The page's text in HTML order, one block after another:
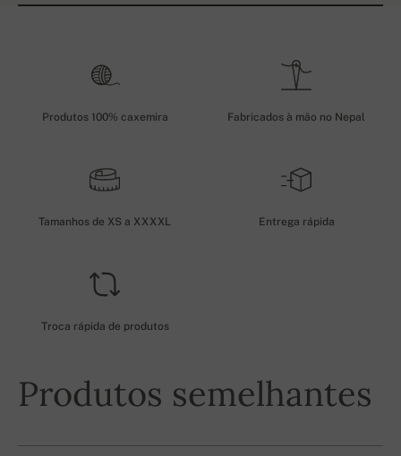
Produtos 100% caxemira Fabricados à mão no Nepal
Tamanhos de XS a XXXXL Entrega rápida
Troca rápida de produtos
Produtos semelhantes